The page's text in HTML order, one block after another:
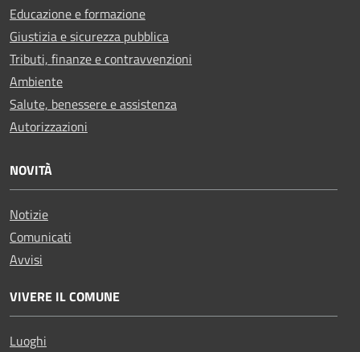
Educazione e formazione
Giustizia e sicurezza pubblica
Tributi, finanze e contravvenzioni
Ambiente
Salute, benessere e assistenza
Autorizzazioni
NOVITÀ
Notizie
Comunicati
Avvisi
VIVERE IL COMUNE
Luoghi